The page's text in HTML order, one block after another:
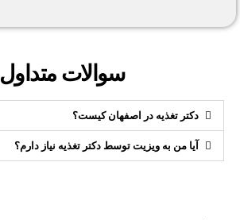
سوالات متداول
دکتر تغذیه در اصفهان کیست؟
آیا من به ویزیت توسط دکتر تغذیه نیاز دارم؟